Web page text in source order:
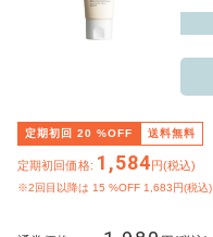
定期初回 20 %OFF 送料無料
定期初回価格: 1,584円(税込)
※2回目以降は 15 %OFF 1,683円(税込)